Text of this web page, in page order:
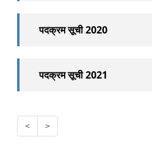
पदक्रम सूची 2020
पदक्रम सूची 2021
< >